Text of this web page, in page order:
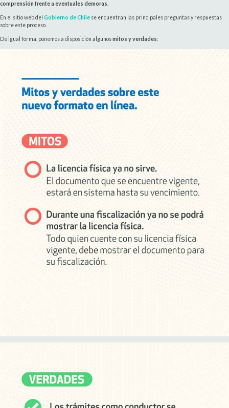
comprensión frente a eventuales demoras
En el sitio web del Gobierno de Chile se encuentran las principales preguntas y respuestas
sobre este proceso.
De igual forma, ponemos a disposición algunosmitos y verdades: